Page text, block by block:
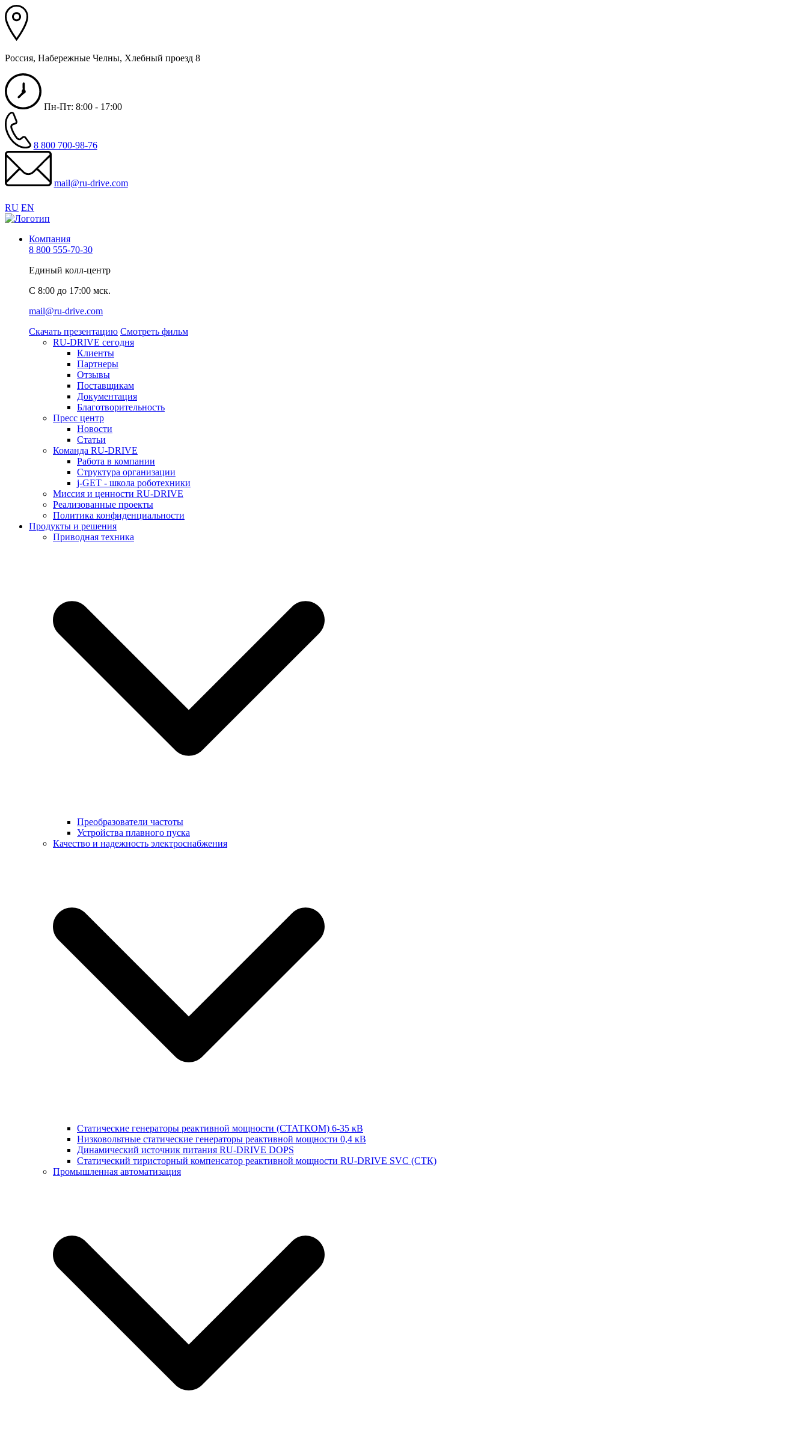
Россия, Набережные Челны, Хлебный проезд 8
Пн-Пт: 8:00 - 17:00
8 800 700-98-76
mail@ru-drive.com
RU EN
Компания
8 800 555-70-30
Единый колл-центр
C 8:00 до 17:00 мск.
mail@ru-drive.com
Скачать презентацию Смотреть фильм
RU-DRIVE сегодня
Клиенты
Партнеры
Отзывы
Поставщикам
Документация
Благотворительность
Пресс центр
Новости
Статьи
Команда RU-DRIVE
Работа в компании
Структура организации
j-GET - школа роботехники
Миссия и ценности RU-DRIVE
Реализованные проекты
Политика конфиденциальности
Продукты и решения
Приводная техника
Преобразователи частоты
Устройства плавного пуска
Качество и надежность электроснабжения
Статические генераторы реактивной мощности (СТАТКОМ) 6-35 кВ
Низковольтные статические генераторы реактивной мощности 0,4 кВ
Динамический источник питания RU-DRIVE DOPS
Cтатический тиристорный компенсатор реактивной мощности RU-DRIVE SVC (СТК)
Промышленная автоматизация